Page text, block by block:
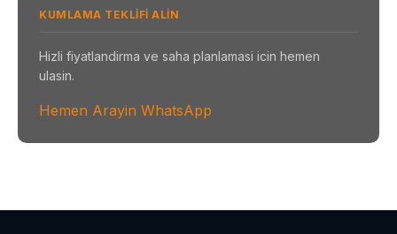
KUMLAMA TEKLIFI ALIN
Hizli fiyatlandirma ve saha planlamasi icin hemen
ulasin.
Hemen Arayin WhatsApp